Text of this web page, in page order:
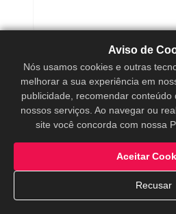
WANDERSON
SOARES
Aviso de
Nós usamos cookies e outras
melhorar a sua experiência em
publicidade, recomendar
nossos serviços. Ao navegar ou
site você concorda com nossa
Recusar
Aceitar